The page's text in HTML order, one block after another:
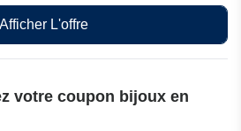
la bienvenue dans l'univers d'Amber
Afficher L'offre
votre coupon bijoux en